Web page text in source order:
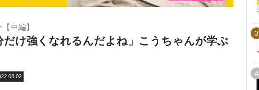
中編】
だけ強くなれるんだよね」こうちゃんが学ぶ
3
4